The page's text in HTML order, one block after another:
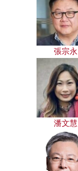
張宗永
潘文慧